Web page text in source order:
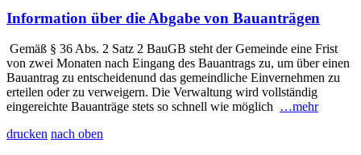
Information über die Abgabe von Bauanträgen
Gemäß § 36 Abs. 2 Satz 2 BauGB steht der Gemeinde eine Frist
von zwei Monaten nach Eingang des Bauantrags zu, um über einen
Bauantrag zu entscheidenund das gemeindliche Einvernehmen zu
erteilen oder zu verweigern. Die Verwaltung wird vollständig
eingereichte Bauanträge stets so schnell wie möglich …mehr
drucken nach oben